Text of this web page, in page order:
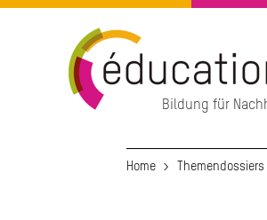
Direkt
Bildung für
Home Themendossiers